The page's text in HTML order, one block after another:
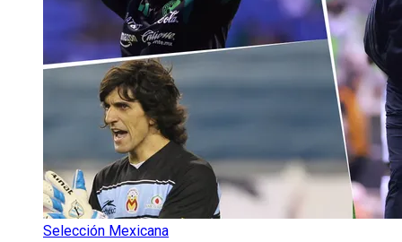
Selección Mexicana